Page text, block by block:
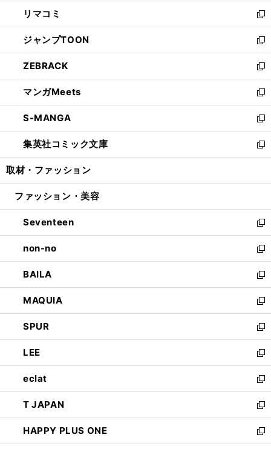
で
開
く
ド
ウ
で
開
く
ウ
ィ
ン
ド
ウ
で
開
く
し
い
ウ
ィ
ン
ド
ウ
で
開
く
リマコミ
新
し
い
ウ
ィ
ン
ド
ウ
で
開
く
ジャンプTOON
新
し
い
ウ
ィ
ン
ド
ウ
で
開
ZEBRACK
新
し
い
ウ
ィ
ン
ド
ウ
開
マンガMeets
新
し
い
ウ
ィ
ン
ウ
開
く
S-MANGA
新
し
い
ウ
ン
ウ
で
開
く
集英社コミック文庫
新
し
ウ
ン
ド
ウ
で
開
く
取材・ファッション
ファッション・美容
Seventeen
新
し
い
ウ
ィ
ン
ド
ウ
で
開
く
non-no
新
し
い
ウ
ィ
ン
ド
ウ
で
開
く
BAILA
新
し
い
ウ
ィ
ン
ド
ウ
で
開
く
MAQUIA
新
し
い
ウ
ィ
ン
ド
ウ
で
開
く
SPUR
新
し
い
ウ
ィ
ン
ド
ウ
で
開
LEE
新
し
い
ウ
ィ
ン
ド
ウ
eclat
新
し
い
ウ
ィ
ン
T JAPAN
新
し
い
ウ
HAPPY PLUS ONE
新
し